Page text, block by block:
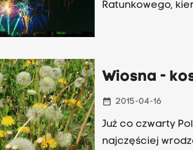
Ratunkowego,
Wiosna -
date_range 2015-04-16
Już co czwarty
najczęściej